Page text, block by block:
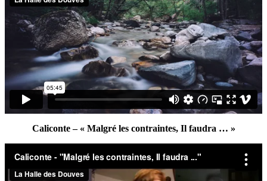
Caliconte – « Malgré les contraintes, Il faudra … »